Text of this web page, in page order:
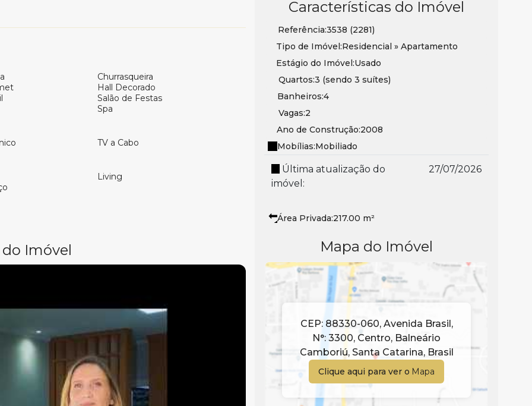
Churrasqueira
Hall Decorado
Salão de Festas
Spa
TV a Cabo
Living
Imóvel
Características do Imóvel
Referência:3538 (2281)
Tipo de Imóvel:Residencial » Apartamento
Estágio do Imóvel:Usado
Quartos:3 (sendo 3 suítes)
Banheiros:4
Vagas:2
Ano de Construção:2008
Mobílias:Mobiliado
Última atualização do
imóvel:
27/07/2026
Área Privada:217.00 m²
Mapa do Imóvel
CEP: 88330-060, Avenida Brasil,
N°: 3300, Centro, Balneário
Camboriú, Santa Catarina, Brasil
Clique aqui para ver o Mapa